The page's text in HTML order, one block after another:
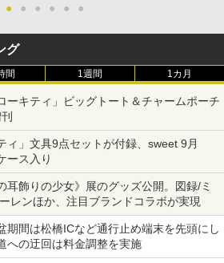
● ● ● ● ● ●
グ
間 1週間 1カ月
ーキティ」ビッグトート＆チャームポーチ
ィ」文具9点セットが付録、sweet 9月
ース入り
耳飾りの少女》展のグッズ公開。図録/ミ
レンほか、注目ブランドコラボが実現
期間は松橋ICなど通行止め端末を先頭にし
への迂回は料金調整を実施